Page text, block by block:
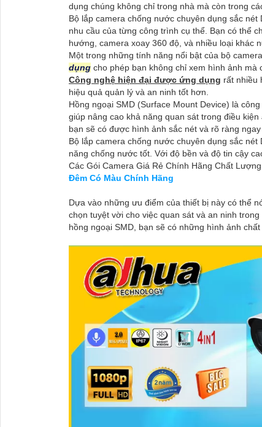
dụng chúng không chỉ trong nhà mà còn trong
Bộ lắp camera chống nước chuyên dụng sắc
nhu cầu của từng công trình cụ thể. Bạn có thể
hướng, camera xoay 360 độ, và nhiều loại khác
Một trong những tính năng nổi bật của bộ
dụng cho phép bạn không chỉ xem hình ảnh
Công nghệ hiện đại được ứng dụng rất nhiều
hiệu quả quản lý và an ninh tốt hơn.
Hồng ngoại SMD (Surface Mount Device) là
giúp nâng cao khả năng quan sát trong điều
bạn sẽ có được hình ảnh sắc nét và rõ ràng
Bộ lắp camera chống nước chuyên dụng sắc
năng chống nước tốt. Với độ bền và độ tin cậy
Các Gói Camera Giá Rẻ Chính Hãng Chất
Đêm Có Màu Chính Hãng
Dựa vào những ưu điểm của thiết bị này có thể
chọn tuyệt vời cho việc quan sát và an ninh
hồng ngoại SMD, bạn sẽ có những hình ảnh